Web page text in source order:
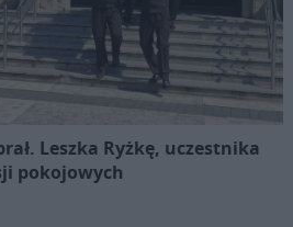
Leszka Ryżkę, uczestnika
pokojowych